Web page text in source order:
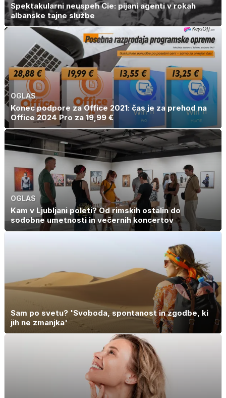
Spektakularni neuspeh Cie: pijani agenti v rokah
albanske tajne službe
OGLAS
Konec podpore za Office 2021: čas je za prehod na
Office 2024 Pro za 19,99 €
OGLAS
Kam v Ljubljani poleti? Od rimskih ostalin do
sodobne umetnosti in večernih koncertov
Sam po svetu? 'Svoboda, spontanost in zgodbe, ki
jih ne zmanjka'